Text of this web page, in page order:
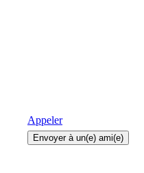
Appeler
Envoyer à un(e) ami(e)